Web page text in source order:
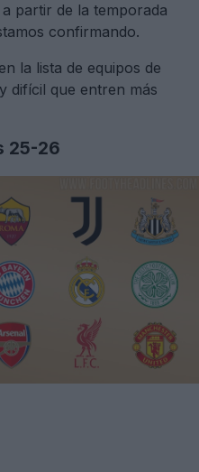
partir de la temporada
confirmando.
la lista de equipos de
difícil que entren más
25-26